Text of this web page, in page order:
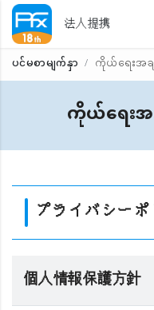
法人提携
ပင်မစာမျက်နှာ ကိုယ်ရေးအ
ကိုယ်ရေး
プライバシー
個人情報保護方針